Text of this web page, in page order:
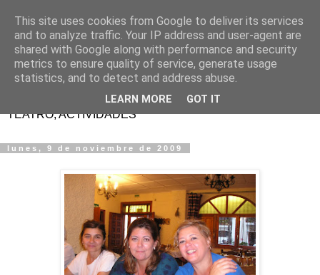
Fotografias de la Escuela
Vacaciones Alpujarra
CURSOS Y TALLERES DE REIKI, ENERGÉTICA Y
TEATRO, ACTIVIDADES
lunes, 9 de noviembre de 2009
This site uses cookies from Google to deliver its services
and to analyze traffic. Your IP address and user-agent are
shared with Google along with performance and security
metrics to ensure quality of service, generate usage
statistics, and to detect and address abuse.
LEARN MORE GOT IT